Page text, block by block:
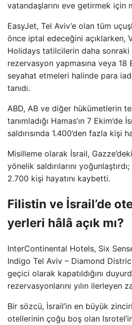
vatandaşlarını eve getirmek için
EasyJet, Tel Aviv’e olan tüm
önce iptal edeceğini açıklarken,
Holidays tatilcilerin daha
rezervasyon yapmasına veya 18
seyahat etmeleri halinde para
tanıdı.
ABD, AB ve diğer hükümetlerin
tanımladığı Hamas’ın 7
saldırısında 1.400’den fazla kişi
Misilleme olarak İsrail,
yönelik saldırılarını
2.700 kişi hayatını kaybetti.
Filistin ve İsrail’de
yerleri hâlâ açık mı?
InterContinental Hotels, Six
Indigo Tel Aviv – Diamond
geçici olarak kapatıldığını
rezervasyonlarını yılın ilerleyen
Bir sözcü, İsrail’in en büyük
otellerinin çoğu boş olan